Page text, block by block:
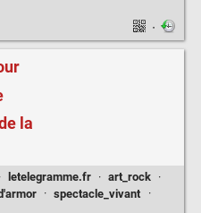
·
la
· letelegramme.fr · art_rock
·
· spectacle_vivant
·